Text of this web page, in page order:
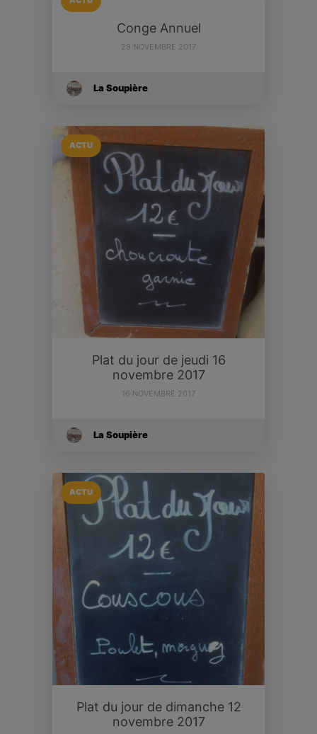
Conge Annuel
29 NOVEMBRE 2017
La Soupière
ACTU
Plat du jour de jeudi 16
novembre 2017
16 NOVEMBRE 2017
La Soupière
ACTU
Plat du jour de dimanche 12
novembre 2017